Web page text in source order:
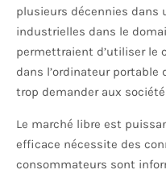
plusieurs décennies dans
industrielles dans le
permettraient d’utiliser le
dans l’ordinateur
trop demander aux
Le marché libre est
efficace nécessite des
consommateurs sont